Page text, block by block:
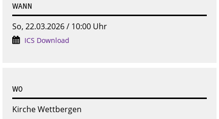
WANN
So, 22.03.2026 / 10:00 Uhr
ICS Download
WO
Kirche Wettbergen